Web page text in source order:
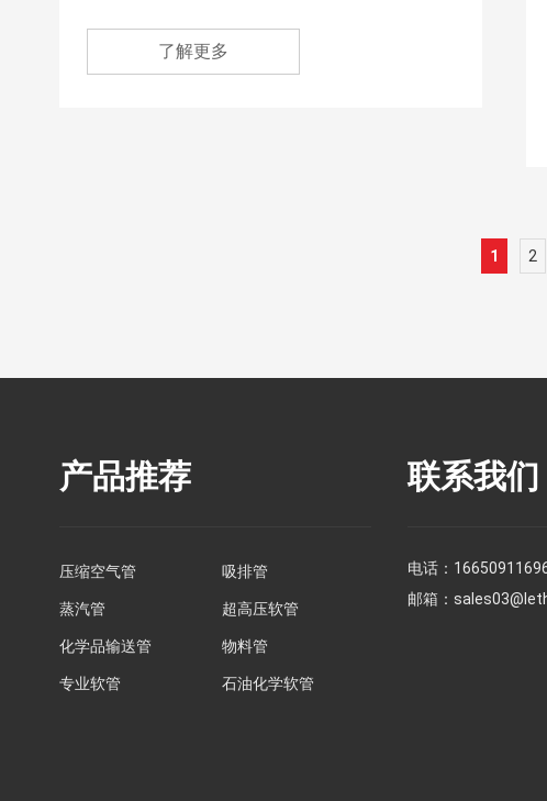
它几乎不与绝大多数酸碱溶剂、腐蚀性化学品发生化
了解更多
1 2
产品推荐
压缩空气管 吸排管
蒸汽管 超高压软管
化学品输送管 物料管
专业软管 石油化学软管
联系我们
电话：
邮箱：